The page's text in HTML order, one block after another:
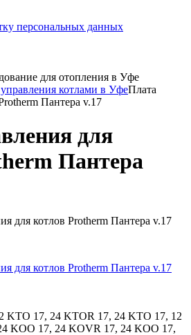
персональных данных
для отопления в Уфе
котлами в УфеПлата
Пантера v.17
для
Пантера
KTO 17, 24 KTOR 17, 24 KTO 17, 12
KOO 17, 24 KOVR 17, 24 KOO 17,